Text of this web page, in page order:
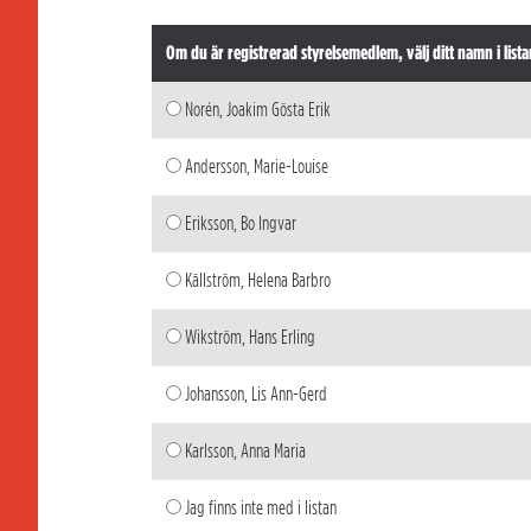
Om du är registrerad styrelsemedlem, välj ditt namn i
Norén, Joakim Gösta Erik
Andersson, Marie-Louise
Eriksson, Bo Ingvar
Källström, Helena Barbro
Wikström, Hans Erling
Johansson, Lis Ann-Gerd
Karlsson, Anna Maria
Jag finns inte med i listan